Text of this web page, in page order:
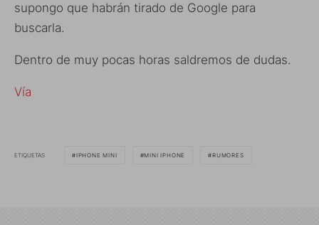
supongo que habrán tirado de Google para
buscarla.
Dentro de muy pocas horas saldremos de dudas.
Vía
ETIQUETAS IPHONE MINI MINI IPHONE RUMORES